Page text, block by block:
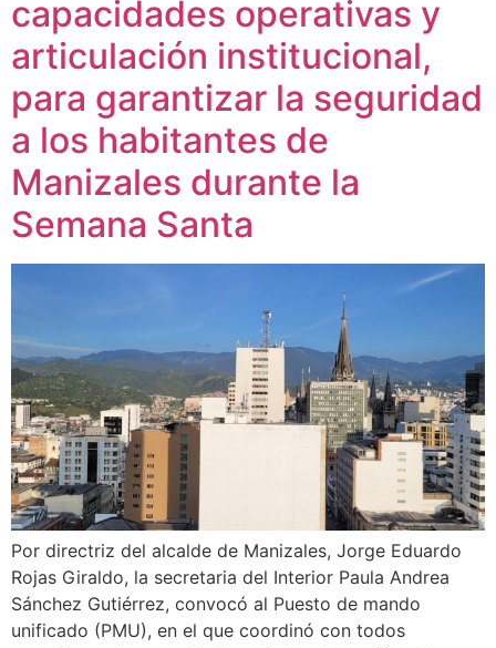
capacidades operativas y
articulación institucional,
para garantizar la seguridad
a los habitantes de
Manizales durante la
Semana Santa
Por directriz del alcalde de Manizales, Jorge Eduardo
Rojas Giraldo, la secretaria del Interior Paula Andrea
Sánchez Gutiérrez, convocó al Puesto de mando
unificado (PMU), en el que coordinó con todos